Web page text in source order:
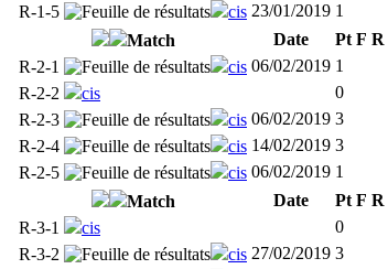
R-1-5
cis 23/01/2019 1
Match
Date Pt F R
R-2-1
cis 06/02/2019 1
R-2-2
cis 0
R-2-3
cis 06/02/2019 3
R-2-4
cis 14/02/2019 3
R-2-5
cis 06/02/2019 1
Match
Date Pt F R
R-3-1
cis 0
R-3-2
cis 27/02/2019 3